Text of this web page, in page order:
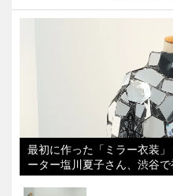
最初に作った「ミラー衣装
ーター塩川夏子さん、渋谷で